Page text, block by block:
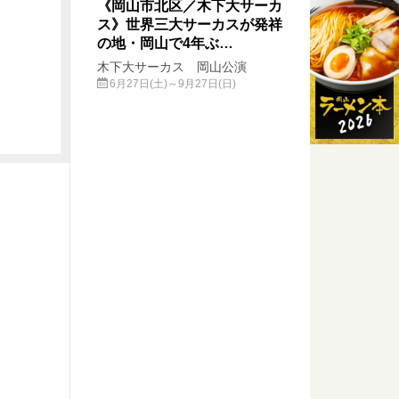
《岡山市北区／木下大サーカ
ス》世界三大サーカスが発祥
の地・岡山で4年ぶ…
木下大サーカス 岡山公演
6月27日(土)～9月27日(日)